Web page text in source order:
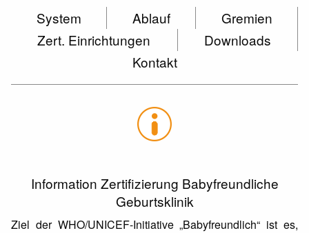
System Ablauf
Gremien
Zert. Einrichtungen
Downloads
Kontakt
Information Zertifizierung Babyfreundliche
Geburtsklinik
Ziel der WHO/UNICEF-Initiative „Babyfreundlich“ ist es,